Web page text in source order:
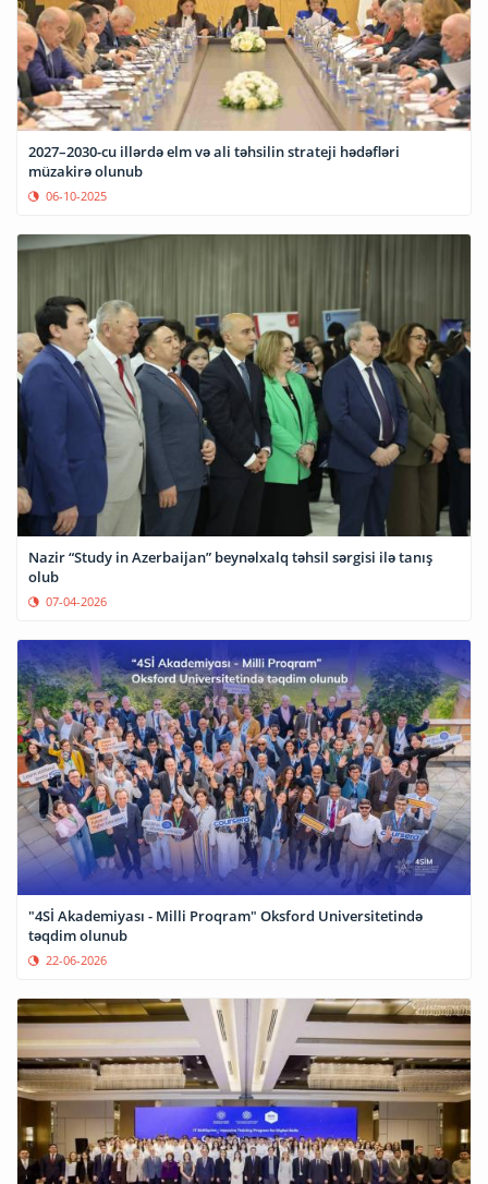
2027–2030-cu illərdə elm və ali təhsilin strateji hədəfləri
müzakirə olunub
06-10-2025
Nazir “Study in Azerbaijan” beynəlxalq təhsil sərgisi ilə tanış
olub
07-04-2026
"4Sİ Akademiyası - Milli Proqram" Oksford Universitetində
təqdim olunub
22-06-2026